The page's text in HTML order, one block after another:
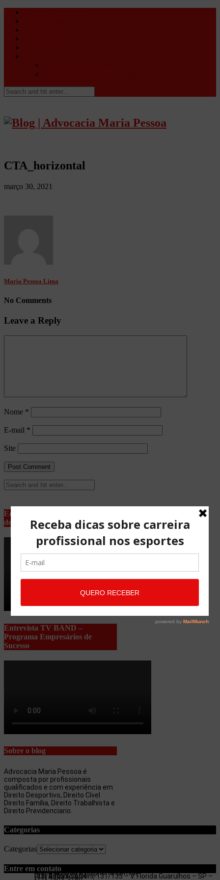
CTA_horizontal
março 30, 2021
Maria Pessoa Lima
No Comments
Leave a Reply
Nome *
E-mail *
Site
Equipe Advocacia Maria Pessoa
de Lima
Entrevista TV BAND –
Programa Empresários de
Sucesso
Sobre o blog
Advocacia Maria Pessoa é
composta por profissionais
qualificados e com experiência em
Direito Desportivo, Direito Cível
Direito Família, Direito Trabalhista e
Direito Previdenciario.
Categorias
Categorias
Entre em contato
Rua Antonio Artoni, 131/135 – V. Florida Guarulhos – SP –
(11) 97053-3654
maria.pessoa.lima@terra.com.br